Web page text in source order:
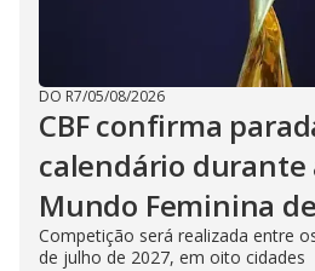
DO R7/05/08/2026
CBF confirma
calendário durante
Mundo Feminina
Competição será realizada entre
de julho de 2027, em oito cidades